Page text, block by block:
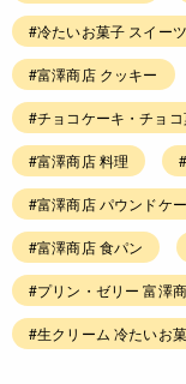
#冷たいお菓子 スイーツ
#富澤商店 クッキー
#チョコケーキ・チョ
#富澤商店 料理
#富澤商店 パウンドケ
#富澤商店 食パン
#プリン・ゼリー 富澤
#生クリーム 冷たいお